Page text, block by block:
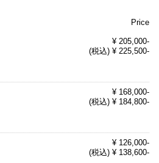
Price
¥ 205,000-
(税込) ¥ 225,500-
¥ 168,000-
(税込) ¥ 184,800-
¥ 126,000-
(税込) ¥ 138,600-